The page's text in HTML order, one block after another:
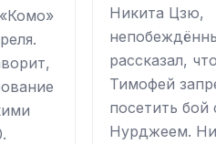
Никита Цзю,
рассказал,
Тимофей
посетить
Нурджеем.